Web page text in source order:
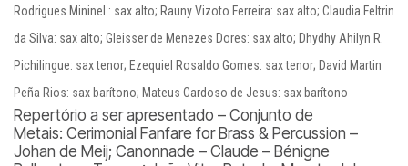
Rodrigues Mininel : sax alto; Rauny Vizoto Ferreira: sax alto; Claudia Feltrin
da Silva: sax alto; Gleisser de Menezes Dores: sax alto; Dhydhy Ahilyn R.
Pichilingue: sax tenor; Ezequiel Rosaldo Gomes: sax tenor; David Martin
Peña Rios: sax barítono; Mateus Cardoso de Jesus: sax barítono
Repertório a ser apresentado – Conjunto de
Metais: Cerimonial Fanfare for Brass & Percussion –
Johan de Meij; Canonnade – Claude – Bénigne